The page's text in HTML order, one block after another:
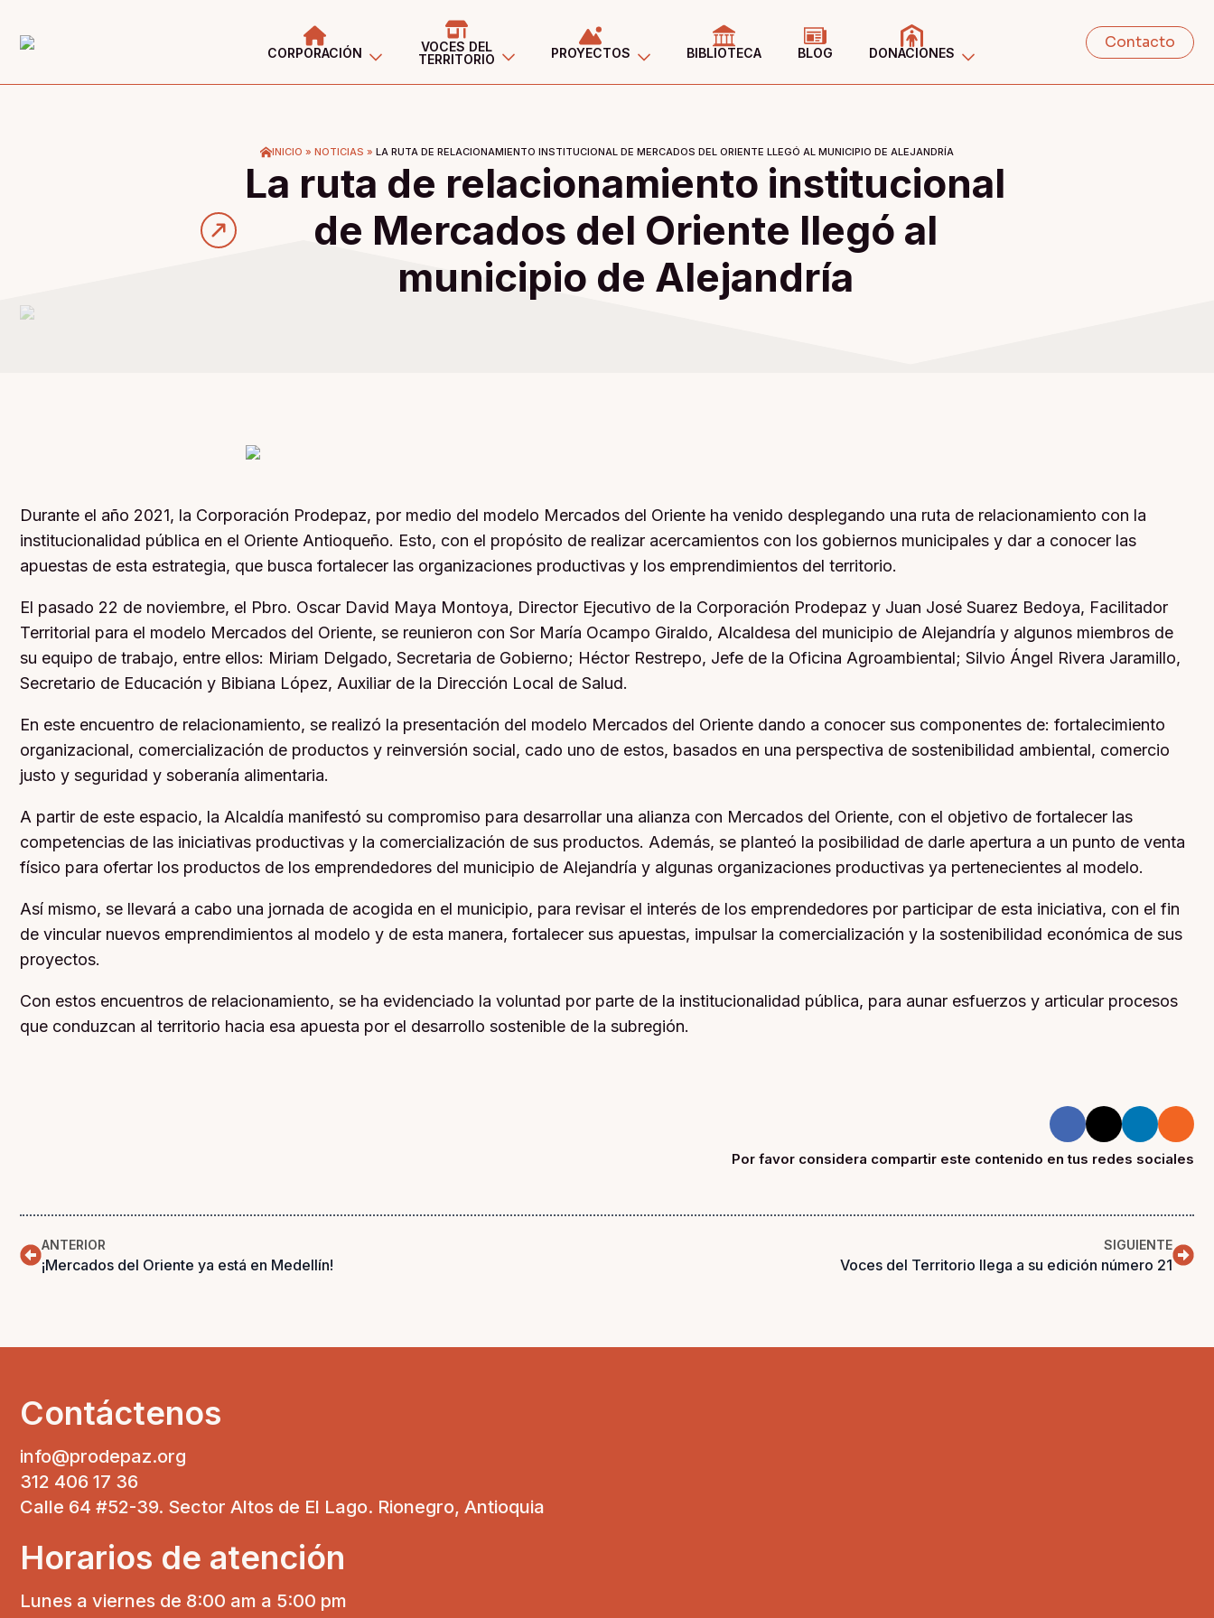
CORPORACIÓN
VOCES DEL
TERRITORIO
PROYECTOS BIBLIOTECA BLOG DONACIONES
Contacto
INICIO » NOTICIAS » LA RUTA DE RELACIONAMIENTO INSTITUCIONAL DE MERCADOS DEL ORIENTE LLEGÓ AL MUNICIPIO DE ALEJANDRÍA
La ruta de relacionamiento institucional
de Mercados del Oriente llegó al
municipio de Alejandría
Durante el año 2021, la Corporación Prodepaz, por medio del modelo Mercados del Oriente ha venido desplegando una ruta de relacionamiento con la
institucionalidad pública en el Oriente Antioqueño. Esto, con el propósito de realizar acercamientos con los gobiernos municipales y dar a conocer las
apuestas de esta estrategia, que busca fortalecer las organizaciones productivas y los emprendimientos del territorio.
El pasado 22 de noviembre, el Pbro. Oscar David Maya Montoya, Director Ejecutivo de la Corporación Prodepaz y Juan José Suarez Bedoya, Facilitador
Territorial para el modelo Mercados del Oriente, se reunieron con Sor María Ocampo Giraldo, Alcaldesa del municipio de Alejandría y algunos miembros de
su equipo de trabajo, entre ellos: Miriam Delgado, Secretaria de Gobierno; Héctor Restrepo, Jefe de la Oficina Agroambiental; Silvio Ángel Rivera Jaramillo,
Secretario de Educación y Bibiana López, Auxiliar de la Dirección Local de Salud.
En este encuentro de relacionamiento, se realizó la presentación del modelo Mercados del Oriente dando a conocer sus componentes de: fortalecimiento
organizacional, comercialización de productos y reinversión social, cado uno de estos, basados en una perspectiva de sostenibilidad ambiental, comercio
justo y seguridad y soberanía alimentaria.
A partir de este espacio, la Alcaldía manifestó su compromiso para desarrollar una alianza con Mercados del Oriente, con el objetivo de fortalecer las
competencias de las iniciativas productivas y la comercialización de sus productos. Además, se planteó la posibilidad de darle apertura a un punto de venta
físico para ofertar los productos de los emprendedores del municipio de Alejandría y algunas organizaciones productivas ya pertenecientes al modelo.
Así mismo, se llevará a cabo una jornada de acogida en el municipio, para revisar el interés de los emprendedores por participar de esta iniciativa, con el fin
de vincular nuevos emprendimientos al modelo y de esta manera, fortalecer sus apuestas, impulsar la comercialización y la sostenibilidad económica de sus
proyectos.
Con estos encuentros de relacionamiento, se ha evidenciado la voluntad por parte de la institucionalidad pública, para aunar esfuerzos y articular procesos
que conduzcan al territorio hacia esa apuesta por el desarrollo sostenible de la subregión.
Por favor considera compartir este contenido en tus redes sociales
ANTERIOR
¡Mercados del Oriente ya está en Medellín!
SIGUIENTE
Voces del Territorio llega a su edición número 21
Contáctenos
info@prodepaz.org
312 406 17 36
Calle 64 #52-39. Sector Altos de El Lago. Rionegro, Antioquia
Horarios de atención
Lunes a viernes de 8:00 am a 5:00 pm